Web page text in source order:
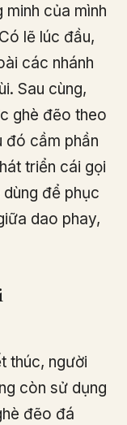
của mình
lẽ lúc đầu,
các nhánh
Sau cùng,
ghè đẽo theo
đó cầm phần
triển cái gọi
để phục
dao phay,
thúc, người
còn sử dụng
đẽo đá